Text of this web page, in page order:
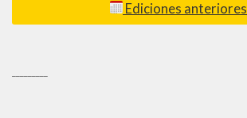
Ediciones anteriores